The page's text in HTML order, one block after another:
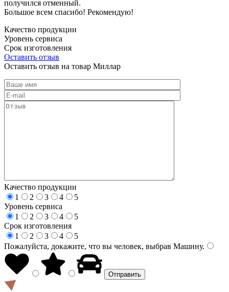
получился отменный.
Большое всем спасибо! Рекомендую!
Качество продукции
Уровень сервиса
Срок изготовления
Оставить отзыв
Оставить отзыв на товар Миллар
Качество продукции
1
2 3 4
5
Уровень сервиса
1
2 3 4
5
Срок изготовления
1
2 3 4
5
Пожалуйста, докажите, что вы человек, выбрав Машину.